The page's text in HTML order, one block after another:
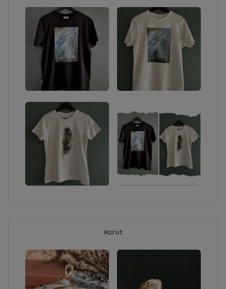
TILAUSTEOKSET
Sinun toiveidesi pohjalta toteutettu taideteos minun
tekniikoitteni puitteissa (ei potretteja tai
fotorealismia). Tekniikkana akvarelli, sekatekniikka
tai akryylimaalaus. Teos voidaan tehdä esim.
paperille tai kankaalle. Mielelläni kuulen kaikenlaisia
toiveita ja hullumpiakin ideoita, katsotaan yhdessä
mihin päädytään! Halutessasi voin toteuttaa
maalauksen myös hyvin intuitiivisesti sinun
energiaasi tai toivomaasi tunnelmaa näkyväksi
maalaten. Ennakkomaksu 1/3 teoksen hinnasta.
Maalaan myös erilaisia taidetekstiileitä esim. t-
paitoja, farkkuja tai vaikka sisustustekstiileitä. Ota
tekstiilit.
YHTEYSTIEDOT:
Puhelin:0445052985
Korut